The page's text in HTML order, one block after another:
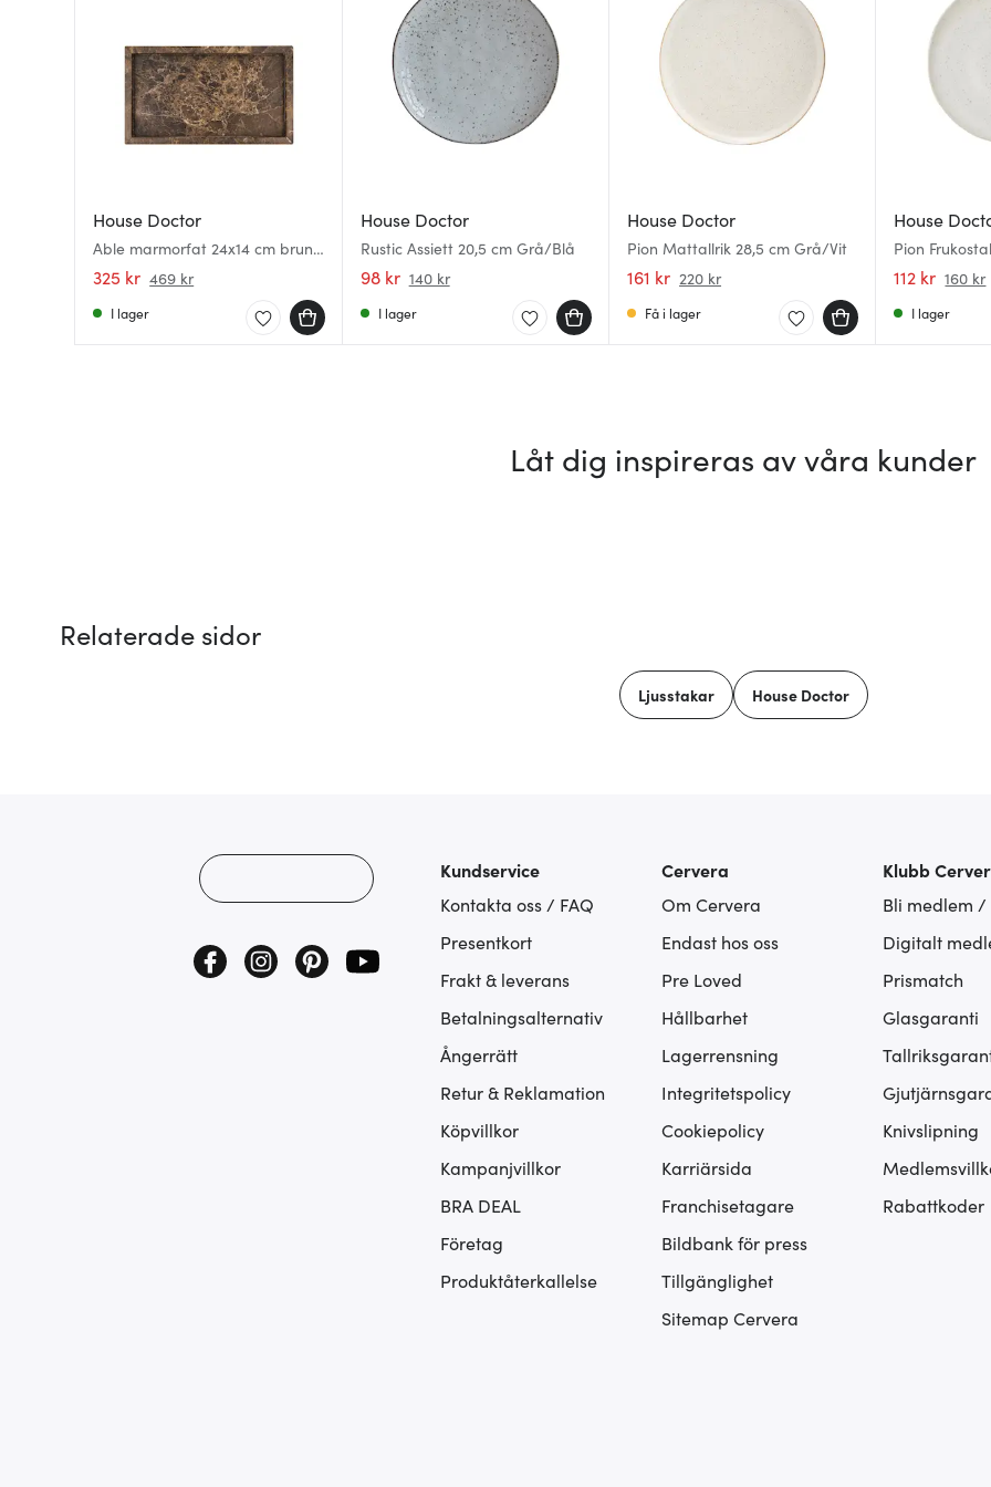
House Doctor
Able marmorfat 24x14 cm brun
marmor
325 kr 469 kr
I lager
House Doctor
Rustic Assiett 20,5 cm Grå/Blå
98 kr 140 kr
I lager
House Doctor
Pion Mattallrik 28,5 cm Grå/Vit
161 kr 220 kr
Få i lager
House
Pion
112 kr 160 kr
I lager
Låt dig inspireras av våra kunder
Relaterade sidor
Ljusstakar House Doctor
Kundservice
Kontakta oss / FAQ
Presentkort
Frakt & leverans
Betalningsalternativ
Ångerrätt
Retur & Reklamation
Köpvillkor
Kampanjvillkor
BRA DEAL
Företag
Produktåterkallelse
Cervera
Om Cervera
Endast hos oss
Pre Loved
Hållbarhet
Lagerrensning
Integritetspolicy
Cookiepolicy
Karriärsida
Franchisetagare
Bildbank för press
Tillgänglighet
Sitemap Cervera
Klubb
Bli medlem /
Digitalt
Prismatch
Glasgaranti
Knivslipning
Rabattkoder